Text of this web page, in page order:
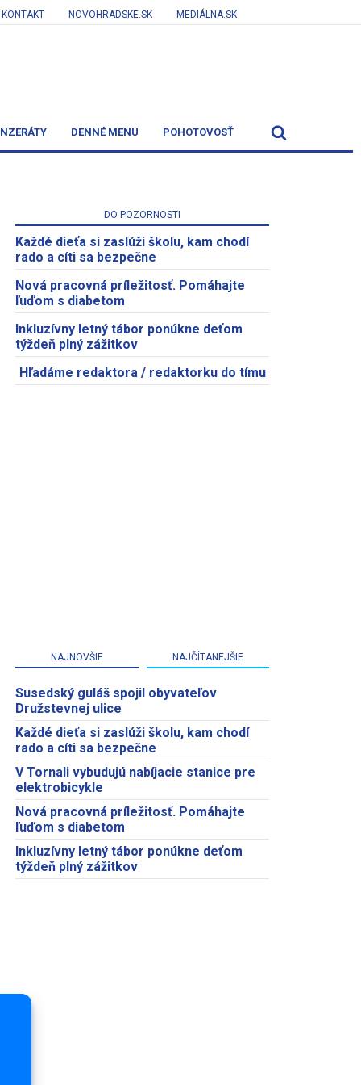
KONTAKT NOVOHRADSKE.SK MEDIÁLNA.SK
DENNÉ MENU POHOTOVOSŤ
DO POZORNOSTI
Každé dieťa si zaslúži školu, kam chodí
rado a cíti sa bezpečne
Nová pracovná príležitosť. Pomáhajte
ľuďom s diabetom
Inkluzívny letný tábor ponúkne deťom
týždeň plný zážitkov
Hľadáme redaktora / redaktorku do tímu
NAJNOVŠIE NAJČÍTANEJŠIE
Susedský guláš spojil obyvateľov
Družstevnej ulice
Každé dieťa si zaslúži školu, kam chodí
rado a cíti sa bezpečne
V Tornali vybudujú nabíjacie stanice pre
elektrobicykle
Nová pracovná príležitosť. Pomáhajte
ľuďom s diabetom
Inkluzívny letný tábor ponúkne deťom
týždeň plný zážitkov